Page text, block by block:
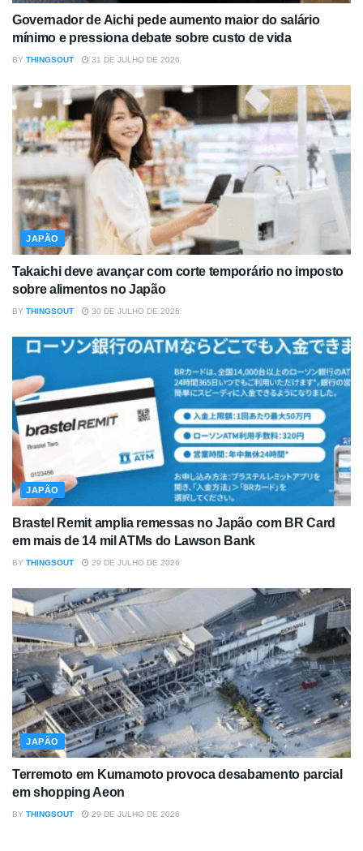
Governador de Aichi pede aumento maior do salário
mínimo e pressiona debate sobre custo de vida
BY THINGSOUT 31 DE JULHO DE 2026
JAPÃO
Takaichi deve avançar com corte temporário no imposto
sobre alimentos no Japão
BY THINGSOUT 30 DE JULHO DE 2026
JAPÃO
Brastel Remit amplia remessas no Japão com BR Card
em mais de 14 mil ATMs do Lawson Bank
BY THINGSOUT 29 DE JULHO DE 2026
JAPÃO
Terremoto em Kumamoto provoca desabamento parcial
em shopping Aeon
BY THINGSOUT 29 DE JULHO DE 2026